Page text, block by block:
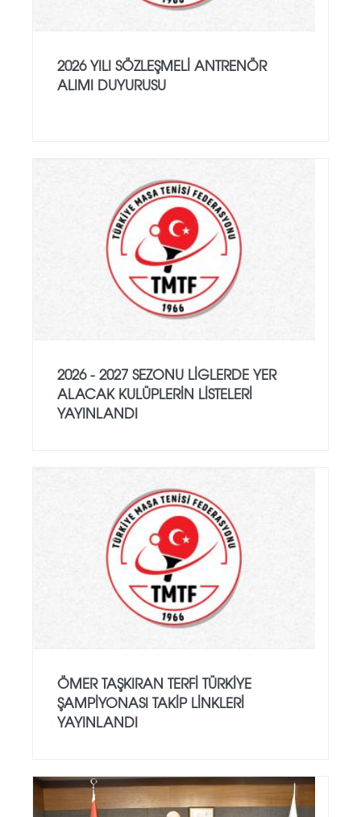
2026 YILI SÖZLEŞMELI ANTRENÖR
ALIMI DUYURUSU
2026 - 2027 SEZONU LIGLERDE YER
ALACAK KULÜPLERIN LISTELERI
YAYINLANDI
ÖMER TAŞKIRAN TERFI TÜRKIYE
ŞAMPIYONASI TAKIP LINKLERI
YAYINLANDI